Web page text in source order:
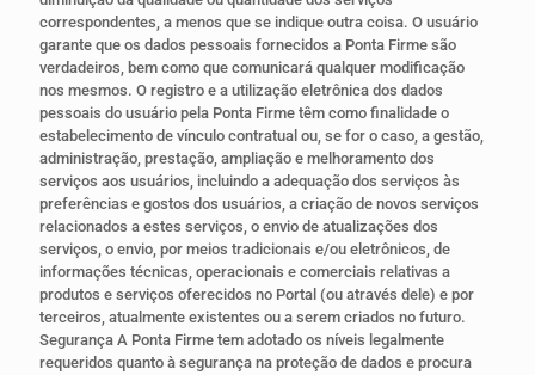
correspondentes, a menos que se indique outra coisa. O usuário
garante que os dados pessoais fornecidos a Ponta Firme são
verdadeiros, bem como que comunicará qualquer modificação
nos mesmos. O registro e a utilização eletrônica dos dados
pessoais do usuário pela Ponta Firme têm como finalidade o
estabelecimento de vínculo contratual ou, se for o caso, a gestão,
administração, prestação, ampliação e melhoramento dos
serviços aos usuários, incluindo a adequação dos serviços às
preferências e gostos dos usuários, a criação de novos serviços
relacionados a estes serviços, o envio de atualizações dos
serviços, o envio, por meios tradicionais e/ou eletrônicos, de
informações técnicas, operacionais e comerciais relativas a
produtos e serviços oferecidos no Portal (ou através dele) e por
terceiros, atualmente existentes ou a serem criados no futuro.
Segurança A Ponta Firme tem adotado os níveis legalmente
requeridos quanto à segurança na proteção de dados e procura